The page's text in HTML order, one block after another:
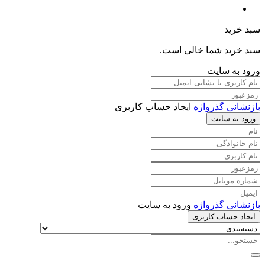
سبد خرید
سبد خرید شما خالی است.
ورود به سایت
بازنشانی گذرواژه ایجاد حساب کاربری
ورود به سایت
بازنشانی گذرواژه ورود به سایت
ایجاد حساب کاربری